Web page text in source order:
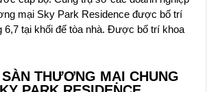
mại Sky Park Residence được bố trí
6,7 tại khối đế tòa nhà. Được bố trí khoa
THƯƠNG MẠI CHUNG